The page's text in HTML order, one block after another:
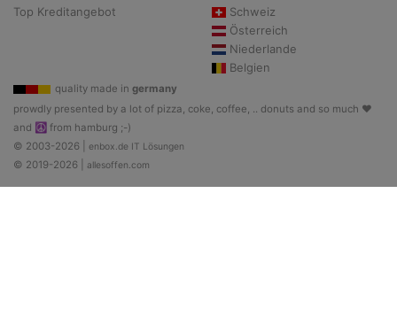
Top Kreditangebot
Schweiz
Österreich
Niederlande
Belgien
quality made in germany
prowdly presented by a lot of pizza, coke, coffee, .. donuts and so much ♥
and ☮ from hamburg ;-)
© 2003-2026 | enbox.de IT Lösungen
© 2019-2026 | allesoffen.com